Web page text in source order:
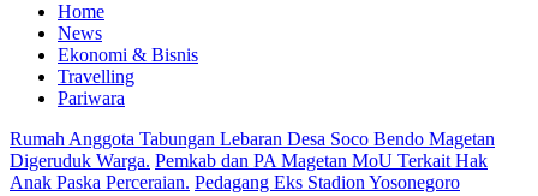
Home
News
Ekonomi & Bisnis
Travelling
Pariwara
Rumah Anggota Tabungan Lebaran Desa Soco Bendo Magetan
Digeruduk Warga. Pemkab dan PA Magetan MoU Terkait Hak
Anak Paska Perceraian. Pedagang Eks Stadion Yosonegoro